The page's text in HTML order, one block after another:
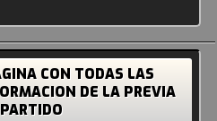
CON TODAS LAS
DE LA PREVIA